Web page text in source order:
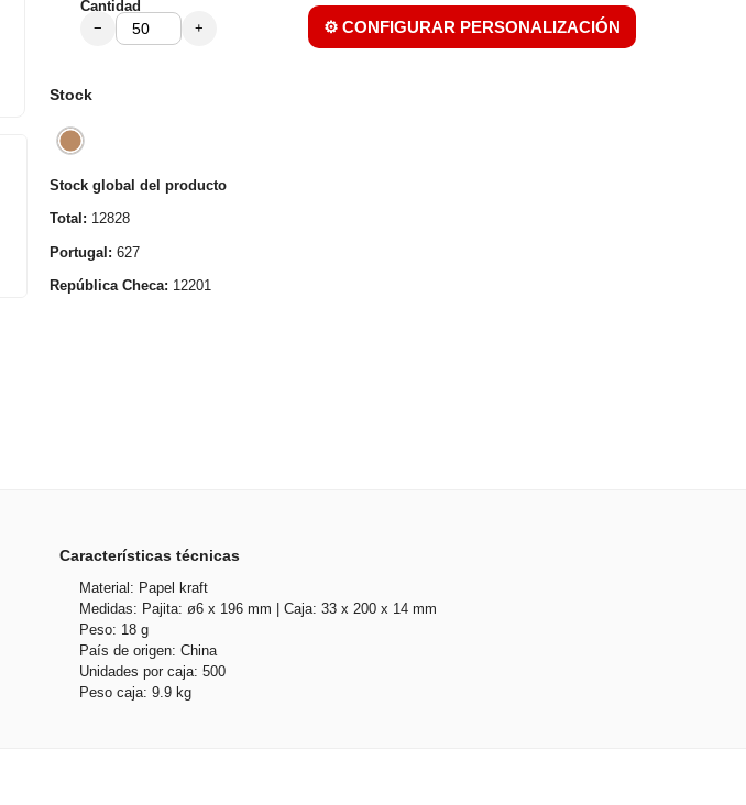
Cantidad
− + ⚙️ CONFIGURAR PERSONALIZACIÓN
Stock
Stock global del producto
Total: 12828
Portugal: 627
República Checa: 12201
Características técnicas
Material: Papel kraft
Medidas: Pajita: ø6 x 196 mm | Caja: 33 x 200 x 14 mm
Peso: 18 g
País de origen: China
Unidades por caja: 500
Peso caja: 9.9 kg